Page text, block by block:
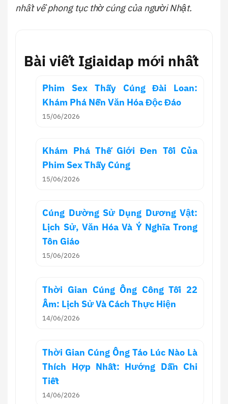
nhất về phong tục thờ cúng của người Nhật.
Bài viết Igiaidap mới nhất
Phim Sex Thầy Cúng Đài Loan:
Khám Phá Nền Văn Hóa Độc Đáo
15/06/2026
Khám Phá Thế Giới Đen Tối Của
Phim Sex Thầy Cúng
15/06/2026
Cúng Dường Sử Dụng Dương Vật:
Lịch Sử, Văn Hóa Và Ý Nghĩa Trong
Tôn Giáo
15/06/2026
Thời Gian Cúng Ông Công Tối 22
Âm: Lịch Sử Và Cách Thực Hiện
14/06/2026
Thời Gian Cúng Ông Táo Lúc Nào Là
Thích Hợp Nhất: Hướng Dẫn Chi
Tiết
14/06/2026